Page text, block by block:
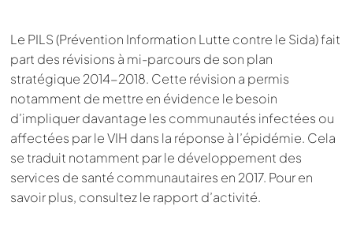
Le PILS (Prévention Information Lutte contre le Sida) fait
part des révisions à mi-parcours de son plan
stratégique 2014-2018. Cette révision a permis
notamment de mettre en évidence le besoin
d’impliquer davantage les communautés infectées ou
affectées par le VIH dans la réponse à l’épidémie. Cela
se traduit notamment par le développement des
services de santé communautaires en 2017. Pour en
savoir plus, consultez le rapport d’activité.